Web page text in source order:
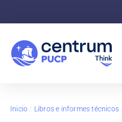
Inicio / Libros e informes técnicos